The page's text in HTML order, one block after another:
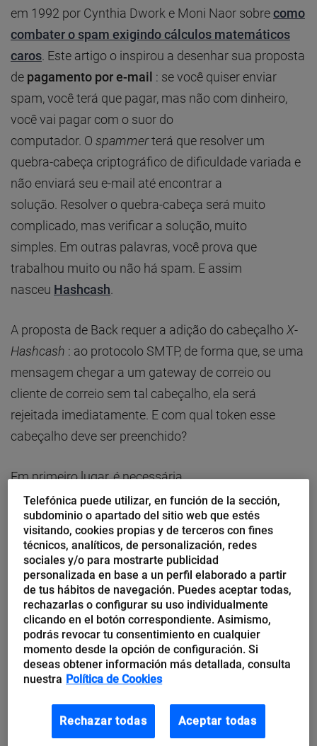
em 1992 por Cynthia Dwork e Moni Naor sobrecomo
combater o spam exigindo cálculos matemáticos
caros . Este artigo o inspirou a desenhar sua proposta
de pagamento por e-mail : se você quiser enviar
spam, você terá que pagar, mas não com dinheiro,
você vai pagar com o suor do
computador. O spammerterá que resolver um
quebra-cabeça criptográfico de dificuldade variada e
não enviará seu e-mail até encontrar a
solução. Resolver o quebra-cabeça será muito
complicado, mas verificar a solução, muito
simples. Em outras palavras, você prova que
trabalhou muito ou não há spam. E assim
nasceu Hashcash
A proposta de Back requer a adição do cabeçalhoX-
Hashcash : ao protocolo SMTP, de forma que, se uma
mensagem chegar a um gateway de correio ou
cliente de correio sem tal cabeçalho, ela será
rejeitada imediatamente. E com qual token esse
cabeçalho deve ser preenchido?
Em primeiro lugar, é necessária
umafunção hashsegura . Embora o Hashcash
propusesse o SHA-1, hoje outro algoritmo seria
usado, como o SHA-256 ou o SHA-3.
Em segundo lugar, o Hashcash usa os seguintes
parâmetros:
Um fator de deverw, tal que 0 <=w<=L, onde
éo tamanho da saída da função hash (em
bits). É usado para modular a dificuldade do
quebra-cabeça.
Um número de versão,
ver
Telefónica puede utilizar, en función de la sección,
subdominio o apartado del sitio web que estés
visitando, cookies propias y de terceros con fines
técnicos, analíticos, de personalización, redes
sociales y/o para mostrarte publicidad
personalizada en base a un perfil elaborado a partir
de tus hábitos de navegación. Puedes aceptar todas,
rechazarlas o configurar su uso individualmente
clicando en el botón correspondiente. Asimismo,
podrás revocar tu consentimiento en cualquier
momento desde la opción de configuración. Si
deseas obtener información más detallada, consulta
nuestra Política de Cookies
Rechazar todas Aceptar todas